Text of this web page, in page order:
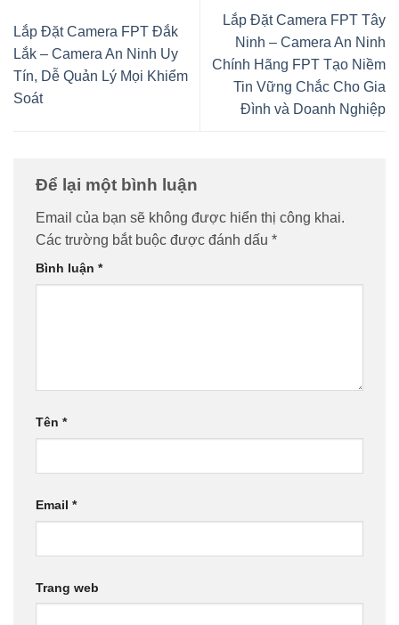
Lắp Đặt Camera FPT Đắk
Lắk – Camera An Ninh Uy
Tín, Dễ Quản Lý Mọi Khiểm
Soát
Lắp Đặt Camera FPT Tây
Ninh – Camera An Ninh
Chính Hãng FPT Tạo Niềm
Tin Vững Chắc Cho Gia
Đình và Doanh Nghiệp
Để lại một bình luận
Email của bạn sẽ không được hiển thị công khai.
Các trường bắt buộc được đánh dấu *
Bình luận *
Tên *
Email *
Trang web